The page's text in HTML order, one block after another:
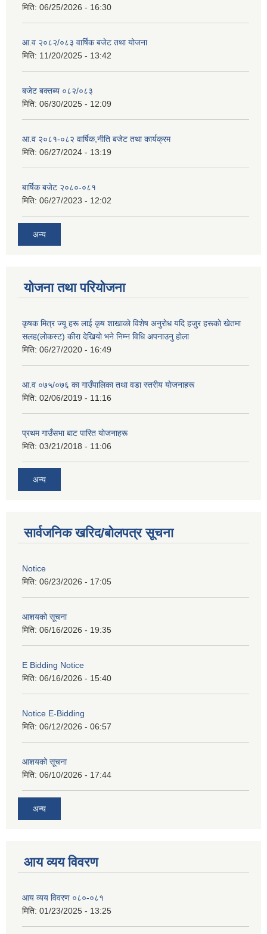
मिति: 06/25/2026 - 16:30
आ.व २०८२/०८३ वार्षिक बजेट तथा योजना
मिति: 11/20/2025 - 13:42
बजेट बक्तब्य ०८२/०८३
मिति: 06/30/2025 - 12:09
आ.व २०८१-०८२ वार्षिक,नीति बजेट तथा कार्यक्रम
मिति: 06/27/2024 - 13:19
बार्षिक बजेट २०८०-०८१
मिति: 06/27/2023 - 12:02
अन्य
योजना तथा परियोजना
कृषक मित्र ज्यू हरू लाई कृष शाखाकाे विशेष अनुराेध यदि हजुर हरूकाे खेतमा
सलह(लाेकस्ट) कीरा देखियाे भने निम्न विधि अपनाउनु हाेला
मिति: 06/27/2020 - 16:49
आ‍.व ०७५/०७६ का गाउँपालिका तथा वडा स्तरीय याेजनाहरू
मिति: 02/06/2019 - 11:16
प्रथम गाउँसभा बाट पारित याेजनाहरू
मिति: 03/21/2018 - 11:06
अन्य
सार्वजनिक खरिद/बोलपत्र सूचना
Notice
मिति: 06/23/2026 - 17:05
आशयको सूचना
मिति: 06/16/2026 - 19:35
E Bidding Notice
मिति: 06/16/2026 - 15:40
Notice E-Bidding
मिति: 06/12/2026 - 06:57
आशयको सूचना
मिति: 06/10/2026 - 17:44
अन्य
आय व्यय विवरण
आय व्यय विवरण ०८०-०८१
मिति: 01/23/2025 - 13:25